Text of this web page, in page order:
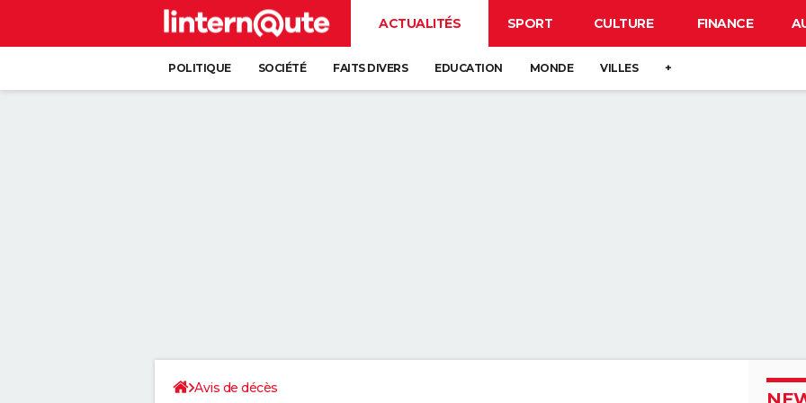
ACTUALITÉS SPORT CULTURE FINANCE
POLITIQUE SOCIÉTÉ FAITS DIVERS EDUCATION MONDE VILLES +
Avis de décès